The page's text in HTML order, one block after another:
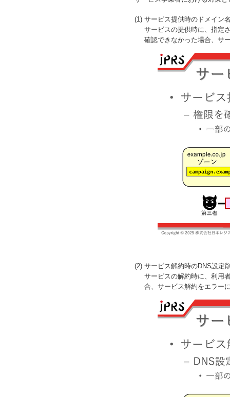
(1) サービス提供時のドメイン
サービスの提供時に、指定
確認できなかった場合、サ
(2) サービス解約時のDNS設定
サービスの解約時に、利用
合、サービス解約をエラー